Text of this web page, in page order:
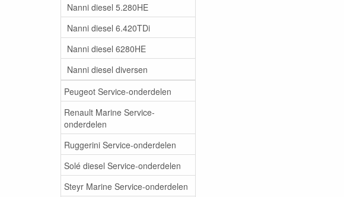
Nanni diesel 5.280HE
Nanni diesel 6.420TDi
Nanni diesel 6280HE
Nanni diesel diversen
Peugeot Service-onderdelen
Renault Marine Service-
onderdelen
Ruggerini Service-onderdelen
Solé diesel Service-onderdelen
Steyr Marine Service-onderdelen